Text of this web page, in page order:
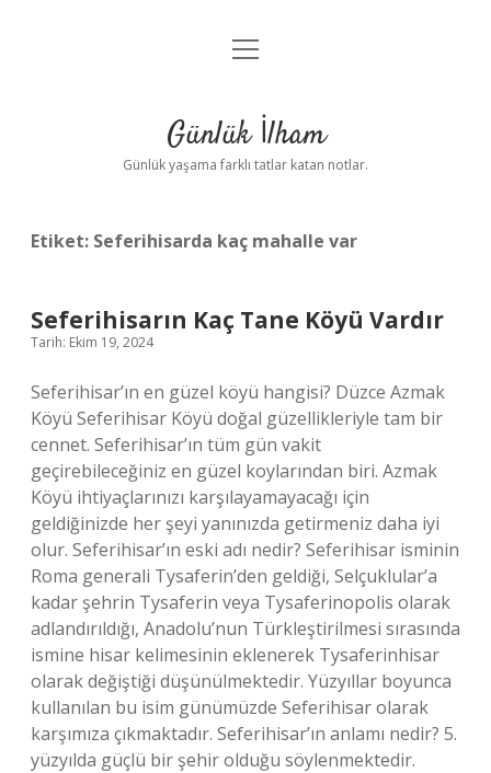
Anasayfa
Yasal Uyarı
menüyü
Günlük İlham
Günlük yaşama farklı tatlar katan notlar.
Etiket: Seferihisarda kaç mahalle var
Seferihisarın Kaç Tane Köyü Vardır
Tarih: Ekim 19, 2024
Seferihisar’ın en güzel köyü hangisi? Düzce Azmak
Köyü Seferihisar Köyü doğal güzellikleriyle tam bir
cennet. Seferihisar’ın tüm gün vakit
geçirebileceğiniz en güzel koylarından biri. Azmak
Köyü ihtiyaçlarınızı karşılayamayacağı için
geldiğinizde her şeyi yanınızda getirmeniz daha iyi
olur. Seferihisar’ın eski adı nedir? Seferihisar isminin
Roma generali Tysaferin’den geldiği, Selçuklular’a
kadar şehrin Tysaferin veya Tysaferinopolis olarak
adlandırıldığı, Anadolu’nun Türkleştirilmesi sırasında
ismine hisar kelimesinin eklenerek Tysaferinhisar
olarak değiştiği düşünülmektedir. Yüzyıllar boyunca
kullanılan bu isim günümüzde Seferihisar olarak
karşımıza çıkmaktadır. Seferihisar’ın anlamı nedir? 5.
yüzyılda güçlü bir şehir olduğu söylenmektedir.